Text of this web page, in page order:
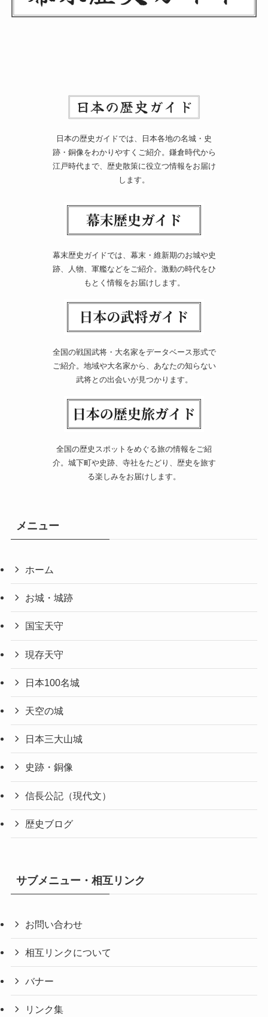
日本の歴史ガイドでは、日本各地の名城・史
跡・銅像をわかりやすくご紹介。鎌倉時代から
江戸時代まで、歴史散策に役立つ情報をお届け
します。
幕末歴史ガイドでは、幕末・維新期のお城や史
跡、人物、軍艦などをご紹介。激動の時代をひ
もとく情報をお届けします。
全国の戦国武将・大名家をデータベース形式で
ご紹介。地域や大名家から、あなたの知らない
武将との出会いが見つかります。
全国の歴史スポットをめぐる旅の情報をご紹
介。城下町や史跡、寺社をたどり、歴史を旅す
る楽しみをお届けします。
メニュー
ホーム
お城・城跡
国宝天守
現存天守
日本100名城
天空の城
日本三大山城
史跡・銅像
信長公記（現代文）
歴史ブログ
サブメニュー・相互リンク
お問い合わせ
相互リンクについて
バナー
リンク集